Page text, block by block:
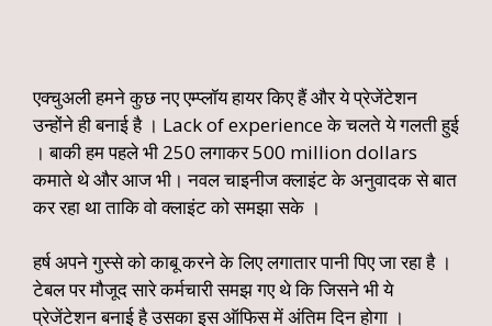
एक्चुअली हमने कुछ नए एम्प्लॉय हायर किए हैं और ये प्रेजेंटेशन
उन्होंने ही बनाई है । Lack of experience के चलते ये गलती हुई
। बाकी हम पहले भी 250 लगाकर 500 million dollars
कमाते थे और आज भी। नवल चाइनीज क्लाइंट के अनुवादक से बात
कर रहा था ताकि वो क्लाइंट को समझा सके ।
हर्ष अपने गुस्से को काबू करने के लिए लगातार पानी पिए जा रहा है ।
टेबल पर मौजूद सारे कर्मचारी समझ गए थे कि जिसने भी ये
प्रेजेंटेशन बनाई है उसका इस ऑफिस में अंतिम दिन होगा ।